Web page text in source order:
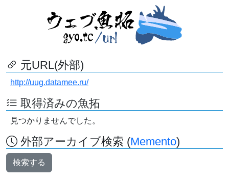
元URL(外部)
http://uug.datamee.ru/
取得済みの魚拓
見つかりませんでした。
外部アーカイブ検索 (Memento)
検索する